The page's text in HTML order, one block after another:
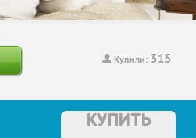
Купили: 315
КУПИТЬ